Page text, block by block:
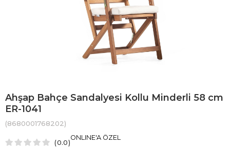
Ahşap Bahçe Sandalyesi Kollu Minderli 58 cm
ER-1041
(8680001768202)
0.0
ONLINE'A ÖZEL